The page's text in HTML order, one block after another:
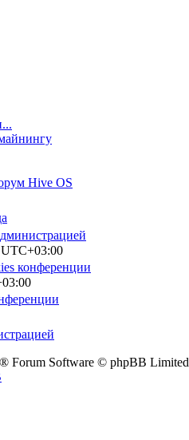
Hive OS
UTC+03:00
конференции
® Forum Software © phpBB Limited